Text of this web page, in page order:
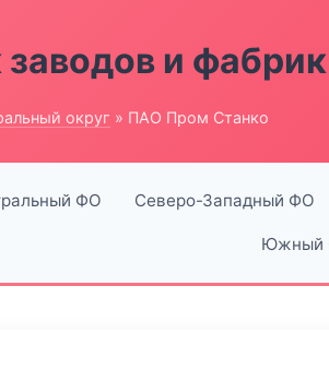
и фабрик
округ » ПАО Пром Станко
ФО Северо-Западный ФО
Южный